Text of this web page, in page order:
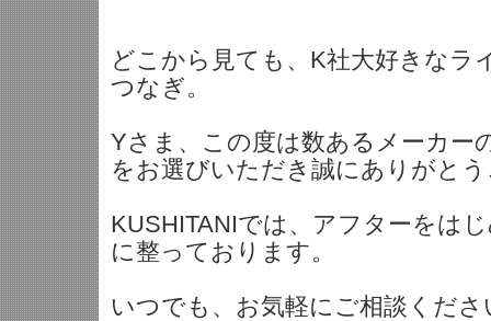
どこから見ても、K社大好きなラ
つなぎ。
Yさま、この度は数あるメーカー
をお選びいただき誠にありがと
KUSHITANIでは、アフターをは
に整っております。
いつでも、お気軽にご相談くださ